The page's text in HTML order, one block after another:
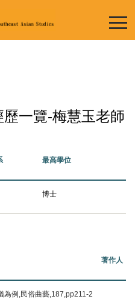
一覽-梅慧玉老師
最高學位
博士
著作人
為例 ,民俗曲藝,187,pp211-2